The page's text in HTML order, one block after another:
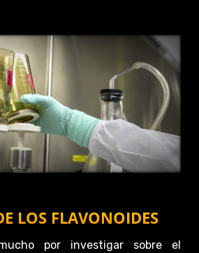
LOS FLAVONOIDES
por investigar sobre el